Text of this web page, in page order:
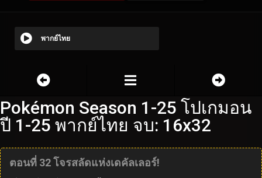
พากย์ไทย
Pokémon Season 1-25 โปเกมอน
ปี 1-25 พากย์ไทย จบ: 16x32
ตอนที่ 32 โจรสลัดแห่งเดคัลเลอร์!